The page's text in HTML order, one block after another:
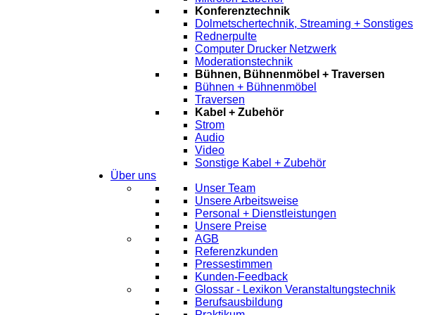
Konferenztechnik
Dolmetschertechnik, Streaming + Sonstiges
Rednerpulte
Computer Drucker Netzwerk
Moderationstechnik
Bühnen, Bühnenmöbel + Traversen
Bühnen + Bühnenmöbel
Traversen
Kabel + Zubehör
Strom
Audio
Video
Sonstige Kabel + Zubehör
Über uns
Unser Team
Unsere Arbeitsweise
Personal + Dienstleistungen
Unsere Preise
AGB
Referenzkunden
Pressestimmen
Kunden-Feedback
Glossar - Lexikon Veranstaltungstechnik
Berufsausbildung